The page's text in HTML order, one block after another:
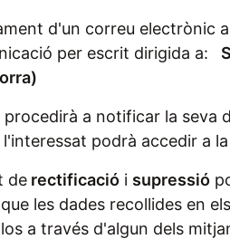
d'un correu electrònic
per escrit dirigida a:
procedirà a notificar la seva
podrà accedir a
de rectificació i supressió
les dades recollides en
a través d'algun dels